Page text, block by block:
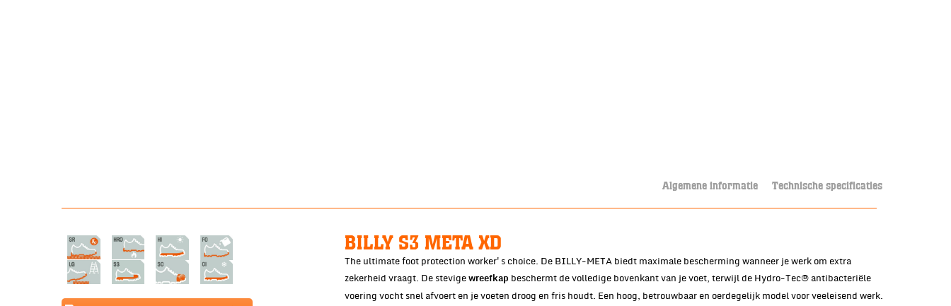
Algemene informatie Technische specificaties
BILLY S3 META XD
The ultimate foot protection worker's choice. De BILLY-META biedt maximale bescherming wanneer je werk om extra
zekerheid vraagt. De stevige wreefkap beschermt de volledige bovenkant van je voet, terwijl de Hydro-Tec® antibacteriële
voering vocht snel afvoert en je voeten droog en fris houdt. Een hoog, betrouwbaar en oerdegelijk model voor veeleisend werk.